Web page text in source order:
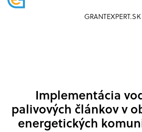
GRANTEXPERT.SK
Implementácia
palivových článkov v
energetických